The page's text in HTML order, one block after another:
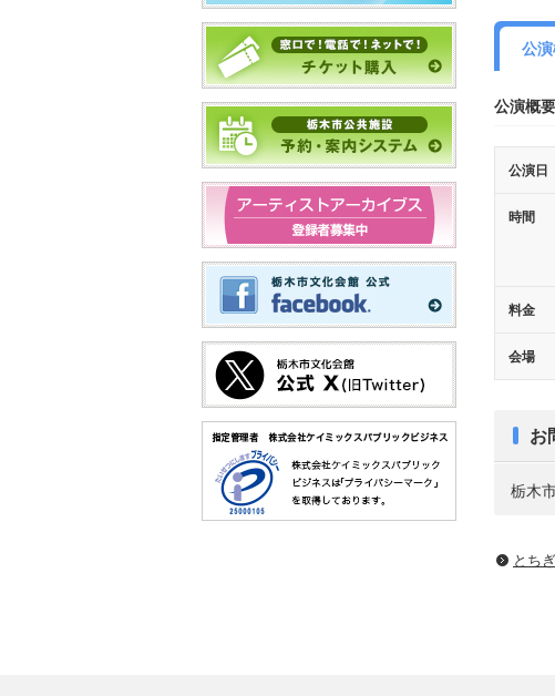
公
公演概要
公演日
時間
料金
会場
お
栃木
とち